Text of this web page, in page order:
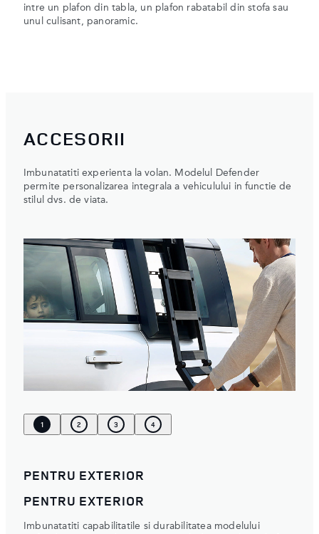
intre un plafon din tabla, un plafon rabatabil din stofa sau
unul culisant, panoramic.
ACCESORII
Imbunatatiti experienta la volan. Modelul Defender
permite personalizarea integrala a vehiculului in functie de
stilul dvs. de viata.
1 2 3 4
PENTRU EXTERIOR
PENTRU EXTERIOR
Imbunatatiti capabilitatile si durabilitatea modelului